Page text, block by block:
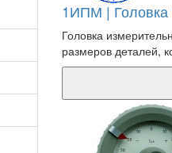
1ИПМ | Головка
Головка
размеров деталей,